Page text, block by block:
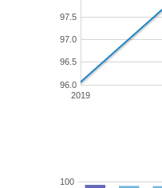
2019
96.0
96.5
97.0
97.5
100